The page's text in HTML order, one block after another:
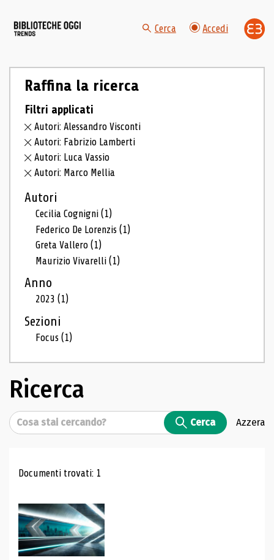
Cerca Accedi
Raffina la ricerca
Filtri applicati
Autori: Alessandro Visconti
Autori: Fabrizio Lamberti
Autori: Luca Vassio
Autori: Marco Mellia
Autori
Cecilia Cognigni(1)
Federico De Lorenzis(1)
Greta Vallero(1)
Maurizio Vivarelli(1)
Anno
2023(1)
Sezioni
Focus(1)
Ricerca
Cerca Cerca Azzera
Risultati di ricerca
Documenti trovati: 1